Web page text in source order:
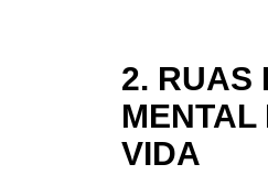
2. RUAS
MENTAL
VIDA